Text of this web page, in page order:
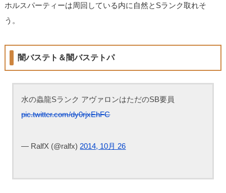
ホルスパーティーは周回している内に自然とSランク取れそ
う。
闇バステト＆闇バステトパ
水の蟲龍Sランク アヴァロンはただのSB要員
pic.twitter.com/dy0rjxEhFC
— RalfX (@ralfx) 2014, 10月 26